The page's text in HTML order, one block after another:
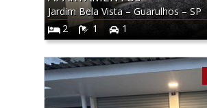
Jardim Bela Vista–Guarulhos–SP
2
1 1